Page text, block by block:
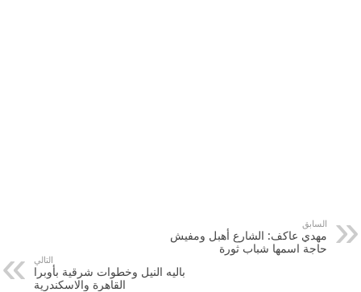
السابق
مهدي عاكف: الشارع أهبل ومفيش
حاجة اسمها شباب ثورة
التالي
باليه النيل وخطوات شرقية بأوبرا
القاهرة والاسكندرية